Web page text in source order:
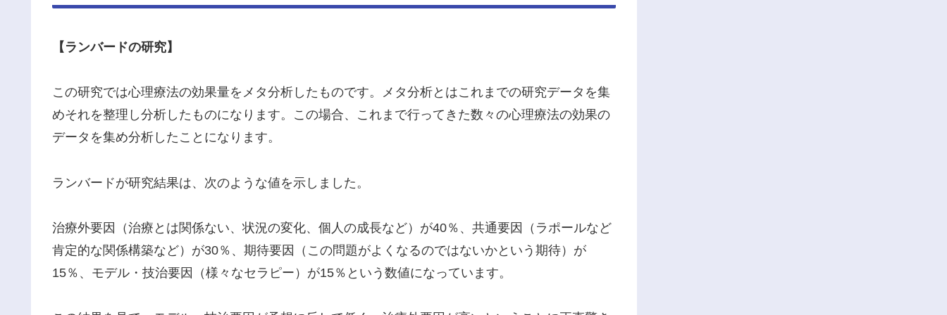
【ランバードの研究】
この研究では心理療法の効果量をメタ分析したものです。メタ分析とはこれまでの研究データを集
めそれを整理し分析したものになります。この場合、これまで行ってきた数々の心理療法の効果の
データを集め分析したことになります。
ランバードが研究結果は、次のような値を示しました。
治療外要因（治療とは関係ない、状況の変化、個人の成長など）が40％、共通要因（ラポールなど
肯定的な関係構築など）が30％、期待要因（この問題がよくなるのではないかという期待）が
15％、モデル・技治要因（様々なセラピー）が15％という数値になっています。